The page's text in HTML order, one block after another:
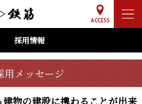
採用情報
用メッセージ
物の建設に携わることが出来